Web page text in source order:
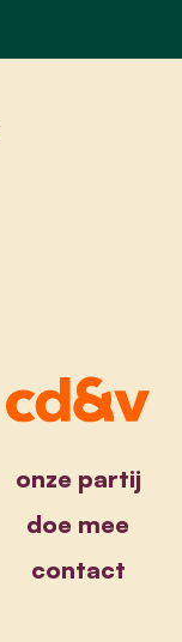
onze partij
doe mee
contact